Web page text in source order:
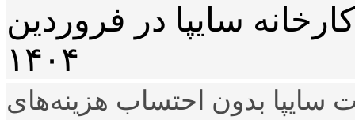
سایپا در فروردین
۱۴۰۴
سایپا بدون احتساب هزینه‌های